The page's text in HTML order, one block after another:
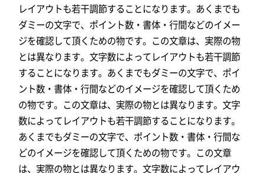
レイアウトも若干調節することになります。あくまでも
ダミーの文字で、ポイント数・書体・行間などのイメー
ジを確認して頂くための物です。この文章は、実際の物
とは異なります。文字数によってレイアウトも若干調節
することになります。あくまでもダミーの文字で、ポイ
ント数・書体・行間などのイメージを確認して頂くため
の物です。この文章は、実際の物とは異なります。文字
数によってレイアウトも若干調節することになります。
あくまでもダミーの文字で、ポイント数・書体・行間な
どのイメージを確認して頂くための物です。この文章
は、実際の物とは異なります。文字数によってレイアウ